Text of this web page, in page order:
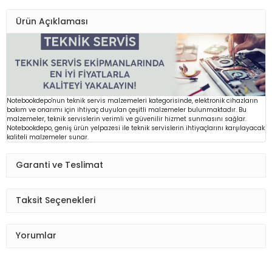
Ürün Açıklaması
Notebookdepo'nun teknik servis malzemeleri kategorisinde, elektronik cihazların
bakım ve onarımı için ihtiyaç duyulan çeşitli malzemeler bulunmaktadır. Bu
malzemeler, teknik servislerin verimli ve güvenilir hizmet sunmasını sağlar.
Notebookdepo, geniş ürün yelpazesi ile teknik servislerin ihtiyaçlarını karşılayacak
kaliteli malzemeler sunar.
Garanti ve Teslimat
Taksit Seçenekleri
Yorumlar